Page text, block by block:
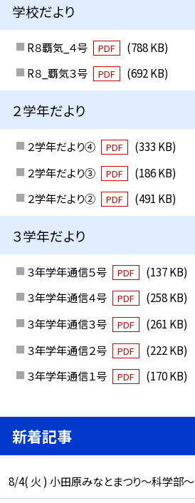
学校だより
R８覇気_４号 PDF
(788 KB)
R８_覇気３号
PDF (692 KB)
２学年だより
２学年だより④ PDF
(333 KB)
２学年だより③
PDF
(186 KB)
２学年だより②
PDF (491 KB)
３学年だより
３年学年通信５号 PDF
(137 KB)
３年学年通信４号
PDF
(258 KB)
３年学年通信３号
PDF
(261 KB)
３年学年通信２号
PDF
(222 KB)
３年学年通信１号
PDF (170 KB)
新着記事
8/4( 火 ) 小田原みなとまつり～科学部～